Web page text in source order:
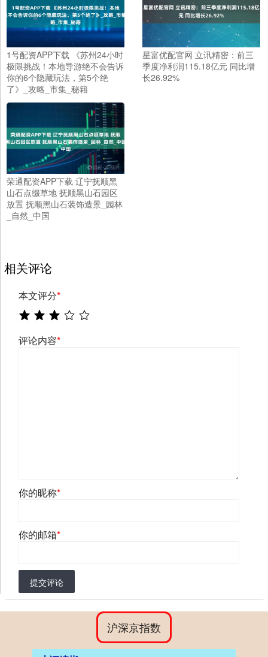
1号配资APP下载 《苏州24小时
极限挑战！本地导游绝不会告诉
你的6个隐藏玩法，第5个绝
了》_攻略_市集_秘籍
星富优配官网 立讯精密：前三
季度净利润115.18亿元 同比增
长26.92%
荣通配资APP下载 辽宁抚顺黑
山石点缀草地 抚顺黑山石园区
放置 抚顺黑山石装饰造景_园林
_自然_中国
相关评论
本文评分*
评论内容*
你的昵称*
你的邮箱*
提交评论
沪深京指数